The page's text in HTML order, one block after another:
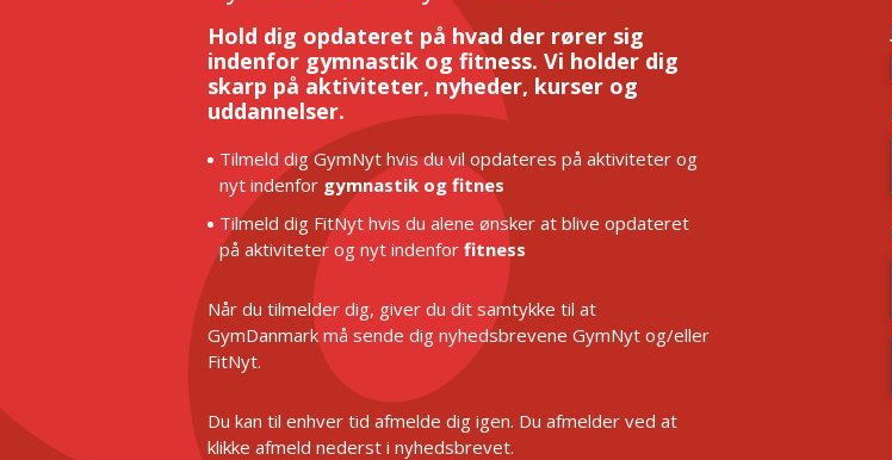
Hold dig opdateret på hvad der rører sig
indenfor gymnastik og fitness. Vi holder dig
skarp på aktiviteter, nyheder, kurser og
uddannelser.
Tilmeld dig GymNyt hvis du vil opdateres på aktiviteter og
nyt indenfor gymnastik og fitnes
Tilmeld dig FitNyt hvis du alene ønsker at blive opdateret
på aktiviteter og nyt indenfor fitness
Når du tilmelder dig, giver du dit samtykke til at
GymDanmark må sende dig nyhedsbrevene GymNyt og/eller
FitNyt.
Du kan til enhver tid afmelde dig igen. Du afmelder ved at
klikke afmeld nederst i nyhedsbrevet.